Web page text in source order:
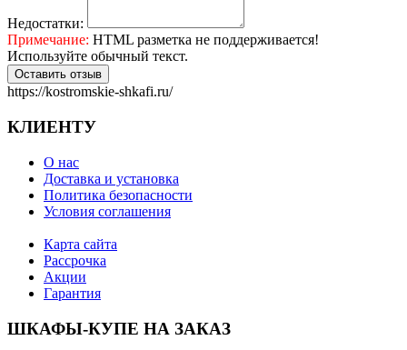
Недостатки:
Примечание: HTML разметка не поддерживается!
Используйте обычный текст.
Оставить отзыв
https://kostromskie-shkafi.ru/
КЛИЕНТУ
О нас
Доставка и установка
Политика безопасности
Условия соглашения
Карта сайта
Рассрочка
Акции
Гарантия
ШКАФЫ-КУПЕ НА ЗАКАЗ